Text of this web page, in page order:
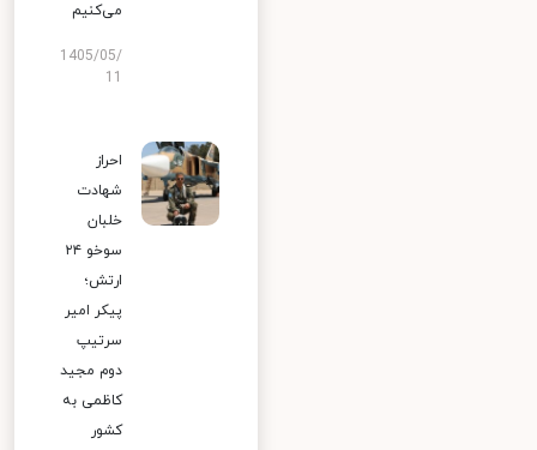
می‌کنیم
1405/05/
احراز
شهادت
خلبان
سوخو ۲۴
ارتش؛
پیکر امیر
سرتیپ
دوم مجید
کاظمی به
کشور